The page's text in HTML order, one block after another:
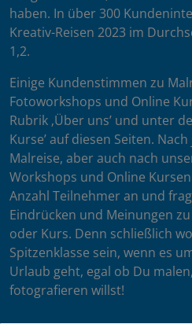
haben. In über 300
Kreativ-Reisen 2023 im
1,2.
Einige Kundenstimmen zu
Fotoworkshops und Online
Rubrik ‚Über uns’ und unter
Kurse’ auf diesen Seiten.
Malreise, aber auch nach
Workshops und Online
Anzahl Teilnehmer an und
Eindrücken und Meinungen
oder Kurs. Denn schließlich
Spitzenklasse sein, wenn es
Urlaub geht, egal ob Du
fotografieren willst!